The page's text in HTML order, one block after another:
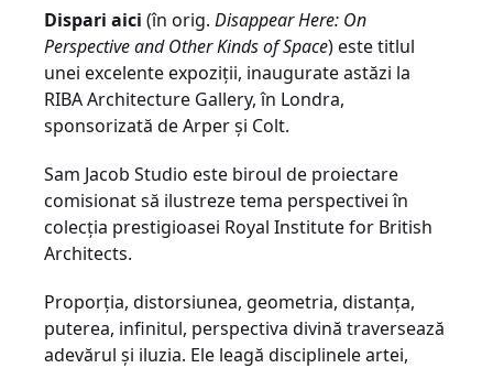
Dispari aici (în orig. Disappear Here: On
Perspective and Other Kinds of Space) este titlul
unei excelente expoziții, inaugurate astăzi la
RIBA Architecture Gallery, în Londra,
sponsorizată de Arper și Colt.
Sam Jacob Studio este biroul de proiectare
comisionat să ilustreze tema perspectivei în
colecția prestigioasei Royal Institute for British
Architects.
Proporția, distorsiunea, geometria, distanța,
puterea, infinitul, perspectiva divină traversează
adevărul și iluzia. Ele leagă disciplinele artei,